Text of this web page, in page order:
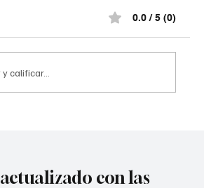
0.0 / 5 (0)
calificar...
con las